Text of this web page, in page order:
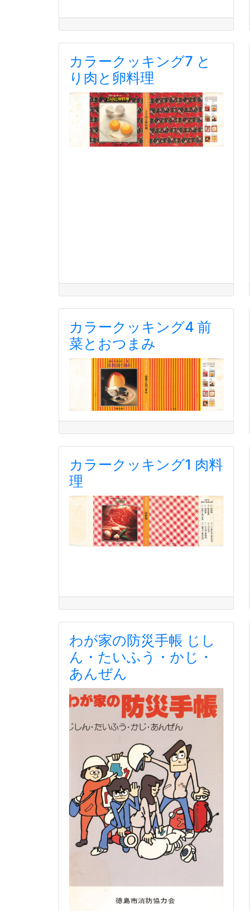
カラークッキング7 と
り肉と卵料理
カラークッキング4 前
菜とおつまみ
カラークッキング1 肉料
理
わが家の防災手帳 じし
ん・たいふう・かじ・
あんぜん